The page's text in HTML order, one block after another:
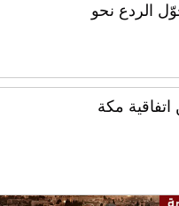
الردع نحو
مكة